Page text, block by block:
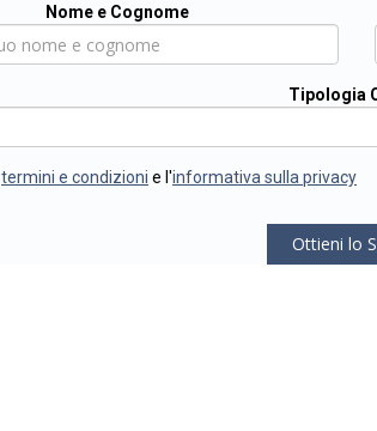
Nome e Cognome
Tipologia
termini e condizioni e l'informativa sulla privacy
Ottieni lo